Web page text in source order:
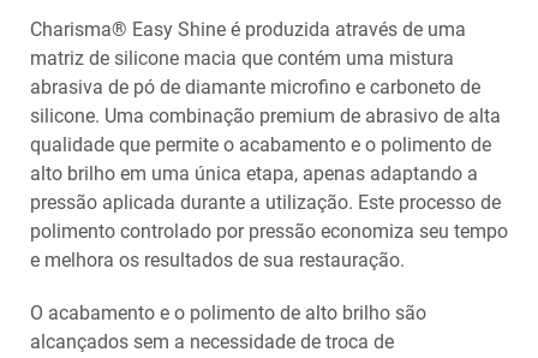
Charisma® Easy Shine é produzida através de uma
matriz de silicone macia que contém uma mistura
abrasiva de pó de diamante microfino e carboneto de
silicone. Uma combinação premium de abrasivo de alta
qualidade que permite o acabamento e o polimento de
alto brilho em uma única etapa, apenas adaptando a
pressão aplicada durante a utilização. Este processo de
polimento controlado por pressão economiza seu tempo
e melhora os resultados de sua restauração.
O acabamento e o polimento de alto brilho são
alcançados sem a necessidade de troca de